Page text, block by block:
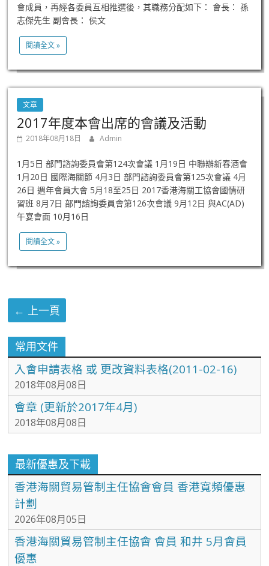
會成員，再經各委員互相推選後，其職務分配如下： 會長： 孫
志傑先生 副會長： 侯文
閱讀全文 »
文章
2017年度本會出席的會議及活動
2018年08月18日 Admin
1月5日 部門諮詢委員會第124次會議 1月19日 中聯辦新春酒會
1月20日 國際海關節 4月3日 部門諮詢委員會第125次會議 4月
26日 週年會員大會 5月18至25日 2017香港海關工協會國情研
習班 8月7日 部門諮詢委員會第126次會議 9月12日 與AC(AD)
午宴會面 10月16日
閱讀全文 »
← 上一頁
常用文件
入會申請表格 或 更改資料表格(2011-02-16)
2018年08月08日
會章 (更新於2017年4月)
2018年08月08日
最新優惠及下載
香港海關貿易管制主任協會會員 香港寬頻優惠
計劃
2026年08月05日
香港海關貿易管制主任協會 會員 和井 5月會員
優惠